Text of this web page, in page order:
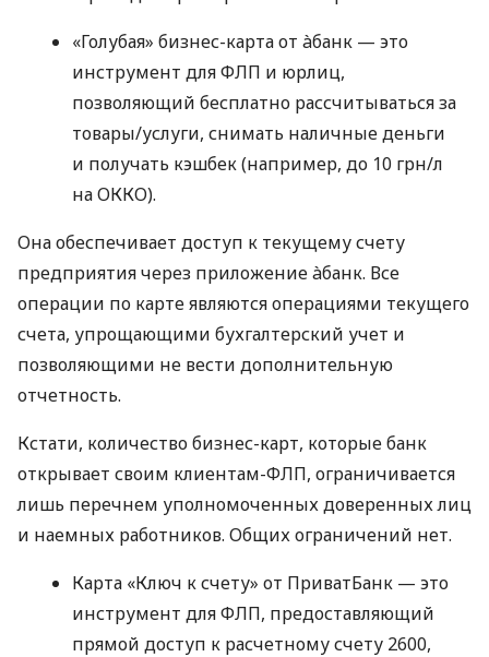
«Голубая» бизнес-карта от àбанк — это
инструмент для ФЛП и юрлиц,
позволяющий бесплатно рассчитываться за
товары/услуги, снимать наличные деньги
и получать кэшбек (например, до 10 грн/л
на ОККО).
Она обеспечивает доступ к текущему счету
предприятия через приложение àбанк. Все
операции по карте являются операциями текущего
счета, упрощающими бухгалтерский учет и
позволяющими не вести дополнительную
отчетность.
Кстати, количество бизнес-карт, которые банк
открывает своим клиентам-ФЛП, ограничивается
лишь перечнем уполномоченных доверенных лиц
и наемных работников. Общих ограничений нет.
Карта «Ключ к счету» от ПриватБанк — это
инструмент для ФЛП, предоставляющий
прямой доступ к расчетному счету 2600,